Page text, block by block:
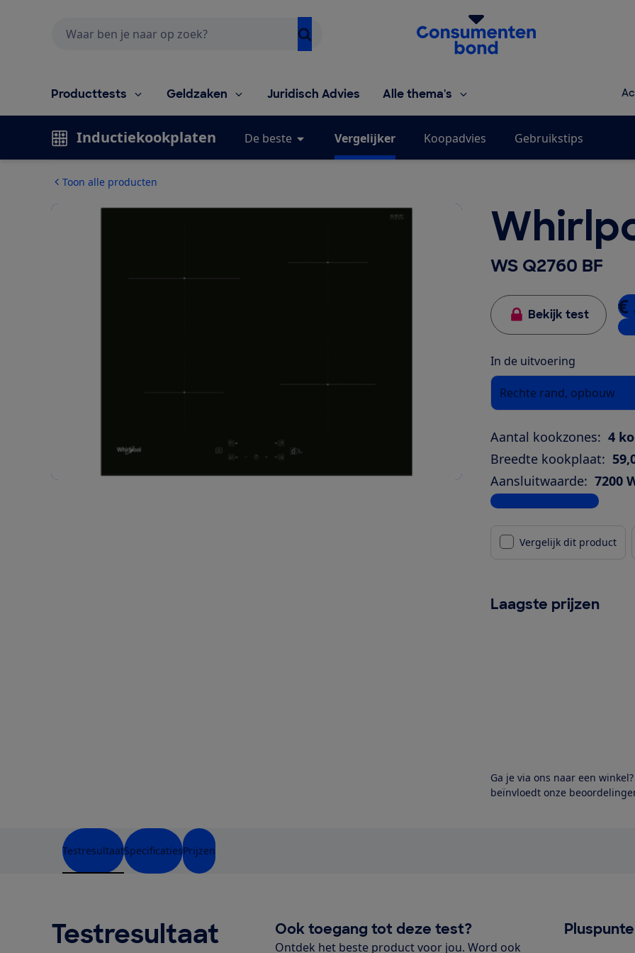
Homepage van de Consumentenbond
Producttests Geldzaken Juridisch Advies Alle thema's
Inductiekookplaten De beste Vergelijker Koopadvies Gebruikstips
Toon alle producten
WS Q2760 BF
Bekijk test €
4
In de uitvoering
Rechte rand, opbouw
Aantal kookzones: 4
Breedte kookplaat:
Aansluitwaarde: 7200
Bekijk alle specificaties
Vergelijk dit product
Laagste prijzen
Ga je via ons naar een
beïnvloedt onze
TestresultaatSpecificatiesPrijzen
Testresultaat Ook toegang tot deze test?
Ontdek het beste product voor jou. Word ook